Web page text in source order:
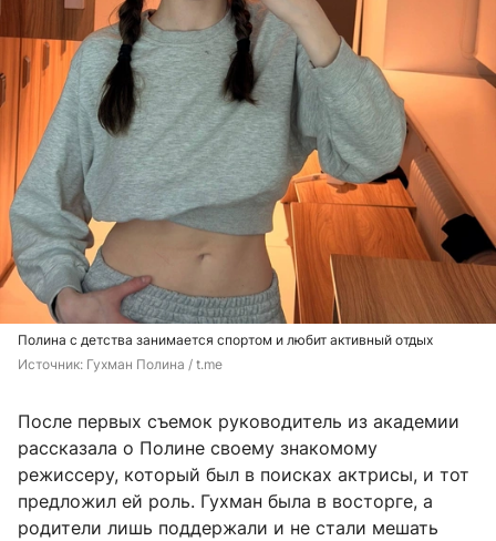
Полина с детства занимается спортом и любит активный отдых
Источник: Гухман Полина / t.me
После первых съемок руководитель из академии
рассказала о Полине своему знакомому
режиссеру, который был в поисках актрисы, и тот
предложил ей роль. Гухман была в восторге, а
родители лишь поддержали и не стали мешать